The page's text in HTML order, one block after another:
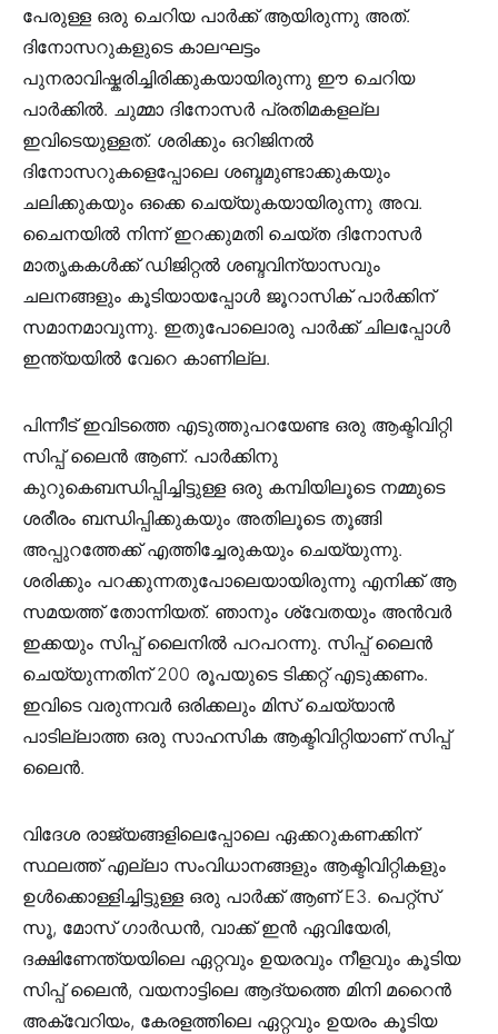
പേരുള്ള ഒരു ചെറിയ പാർക്ക് ആയിരുന്നു അത്.
ദിനോസറുകളുടെ കാലഘട്ടം
പുനരാവിഷ്കരിച്ചിരിക്കുകയായിരുന്നു ഈ ചെറിയ
പാർക്കിൽ. ചുമ്മാ ദിനോസർ പ്രതിമകളല്ല
ഇവിടെയുള്ളത്. ശരിക്കും ഒറിജിനൽ
ദിനോസറുകളെപ്പോലെ ശബ്ദമുണ്ടാക്കുകയും
ചലിക്കുകയും ഒക്കെ ചെയ്യുകയായിരുന്നു അവ.
ചൈനയിൽ നിന്ന് ഇറക്കുമതി ചെയ്ത ദിനോസർ
മാതൃകകൾക്ക് ഡിജിറ്റൽ ശബ്ദവിന്യാസവും
ചലനങ്ങളും കൂടിയായപ്പോൾ ജൂറാസിക് പാർക്കിന്
സമാനമാവുന്നു. ഇതുപോലൊരു പാർക്ക് ചിലപ്പോൾ
ഇന്ത്യയിൽ വേറെ കാണില്ല.
പിന്നീട് ഇവിടത്തെ എടുത്തുപറയേണ്ട ഒരു ആക്ടിവിറ്റി
സിപ്പ് ലൈൻ ആണ്. പാർക്കിനു
കുറുകെബന്ധിപ്പിച്ചിട്ടുള്ള ഒരു കമ്പിയിലൂടെ നമ്മുടെ
ശരീരം ബന്ധിപ്പിക്കുകയും അതിലൂടെ തൂങ്ങി
അപ്പുറത്തേക്ക് എത്തിച്ചേരുകയും ചെയ്യുന്നു.
ശരിക്കും പറക്കുന്നതുപോലെയായിരുന്നു എനിക്ക് ആ
സമയത്ത് തോന്നിയത്. ഞാനും ശ്വേതയും അൻവർ
ഇക്കയും സിപ്പ് ലൈനിൽ പറപറന്നു. സിപ്പ് ലൈൻ
ചെയ്യുന്നതിന് 200 രൂപയുടെ ടിക്കറ്റ് എടുക്കണം.
ഇവിടെ വരുന്നവർ ഒരിക്കലും മിസ് ചെയ്യാൻ
പാടില്ലാത്ത ഒരു സാഹസിക ആക്ടിവിറ്റിയാണ് സിപ്പ്
ലൈൻ.
വിദേശ രാജ്യങ്ങളിലെപ്പോലെ ഏക്കറുകണക്കിന്
സ്ഥലത്ത് എല്ലാ സംവിധാനങ്ങളും ആക്ടിവിറ്റികളും
ഉൾക്കൊള്ളിച്ചിട്ടുള്ള ഒരു പാർക്ക് ആണ് E3. പെറ്റ്സ്
സൂ, മോസ് ഗാർഡൻ, വാക്ക് ഇൻ ഏവിയേരി,
ദക്ഷിണേന്ത്യയിലെ ഏറ്റവും ഉയരവും നീളവും കൂടിയ
സിപ്പ് ലൈൻ, വയനാട്ടിലെ ആദ്യത്തെ മിനി മറൈൻ
അക്വേറിയം, കേരളത്തിലെ ഏറ്റവും ഉയരം കൂടിയ